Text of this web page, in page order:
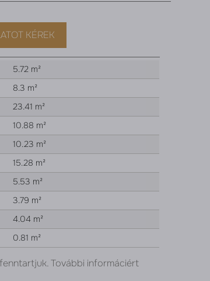
KÉREK
5.72 m²
8.3 m²
23.41 m²
10.88 m²
10.23 m²
15.28 m²
5.53 m²
3.79 m²
4.04 m²
0.81 m²
További informáciért